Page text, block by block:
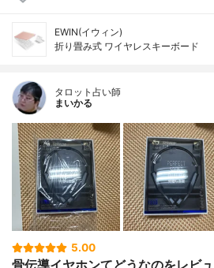
EWIN(イウィン)
折り畳み式 ワイヤレスキーボード
タロット占い師
まいかる
5.00